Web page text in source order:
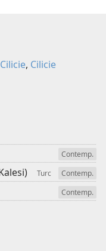
, Cilicie
Contemp.
Turc Contemp.
Contemp.